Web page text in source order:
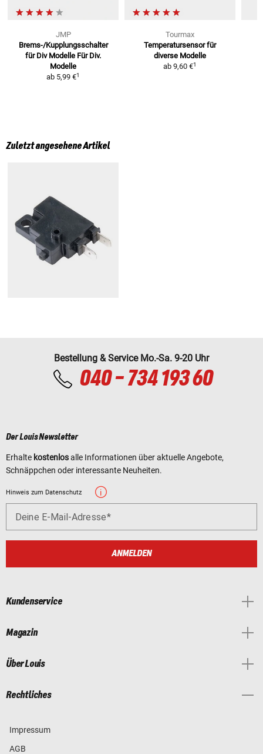
JMP
Brems-/Kupplungsschalter
für Div Modelle Für Div.
Modelle
ab 5,99 €1
Tourmax
Temperatursensor für
diverse Modelle
ab 9,60 €1
Zuletzt angesehene Artikel
Bestellung & Service Mo.-Sa. 9-20 Uhr
040 - 734 193 60
Der Louis Newsletter
Erhalte kostenlosalle Informationen über aktuelle Angebote,
Schnäppchen oder interessante Neuheiten.
Hinweis zum Datenschutz
Deine E-Mail-Adresse
ANMELDEN
Kundenservice
Magazin
Über Louis
Rechtliches
Impressum
AGB